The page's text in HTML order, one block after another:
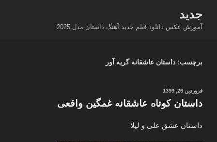
محتوا
جدید
آموزش عکس دانلود فیلم جدید آهنگ داستان مدل 2025
برچسب: داستان عاشقانه گریه آور
نوشته‌شده
فروردین 26, 1399
داستان کوتاه عاشقانه غمگین واقعی
داستان عشق علی و لیلا